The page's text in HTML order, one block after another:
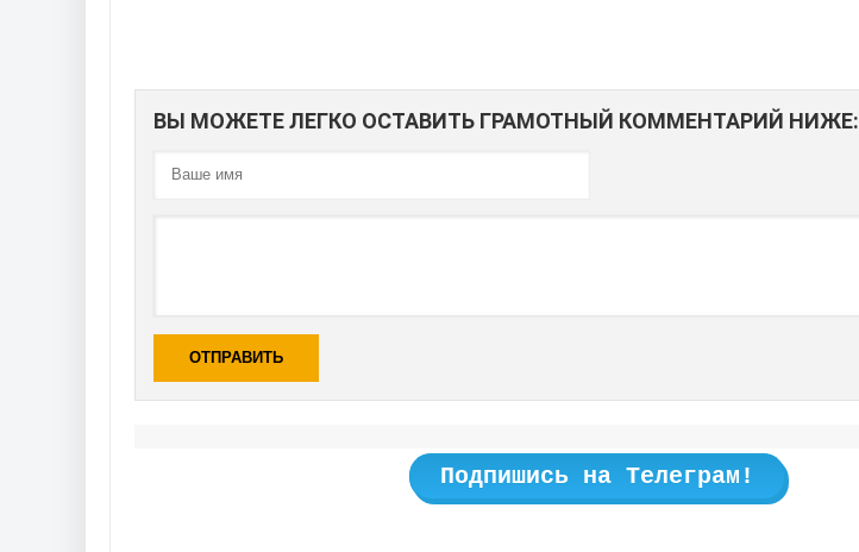
ВЫ МОЖЕТЕ ЛЕГКО ОСТАВИТЬ ГРАМОТНЫЙ КОММЕНТАРИЙ НИЖЕ:
ОТПРАВИТЬ
Подпишись на Телеграм!